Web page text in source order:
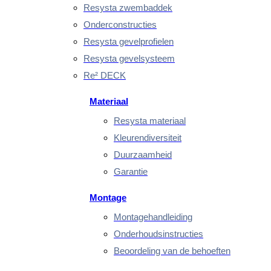
Resysta zwembaddek
Onderconstructies
Resysta gevelprofielen
Resysta gevelsysteem
Re² DECK
Materiaal
Resysta materiaal
Kleurendiversiteit
Duurzaamheid
Garantie
Montage
Montagehandleiding
Onderhoudsinstructies
Beoordeling van de behoeften